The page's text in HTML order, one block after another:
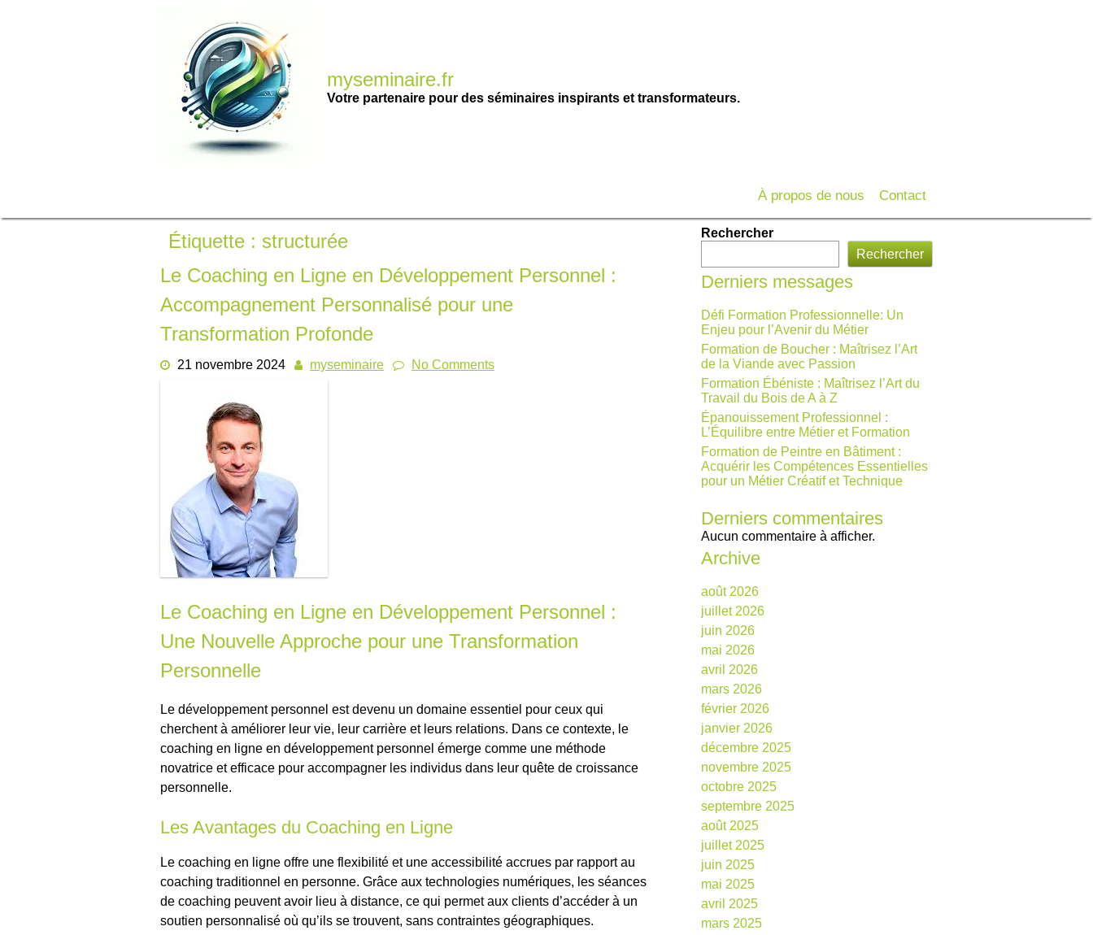
myseminaire.fr
Votre partenaire pour des séminaires inspirants et transformateurs.
À propos de nous Contact
Étiquette : structurée
Le Coaching en Ligne en Développement Personnel :
Accompagnement Personnalisé pour une
Transformation Profonde
21 novembre 2024 myseminaire No Comments
Le Coaching en Ligne en Développement Personnel :
Une Nouvelle Approche pour une Transformation
Personnelle
Le développement personnel est devenu un domaine essentiel pour ceux qui
cherchent à améliorer leur vie, leur carrière et leurs relations. Dans ce contexte, le
coaching en ligne en développement personnel émerge comme une méthode
novatrice et efficace pour accompagner les individus dans leur quête de croissance
personnelle.
Les Avantages du Coaching en Ligne
Le coaching en ligne offre une flexibilité et une accessibilité accrues par rapport au
coaching traditionnel en personne. Grâce aux technologies numériques, les séances
de coaching peuvent avoir lieu à distance, ce qui permet aux clients d’accéder à un
soutien personnalisé où qu’ils se trouvent, sans contraintes géographiques.
Rechercher
Rechercher
Derniers messages
Défi Formation Professionnelle: Un
Enjeu pour l’Avenir du Métier
Formation de Boucher : Maîtrisez l’Art
de la Viande avec Passion
Formation Ébéniste : Maîtrisez l’Art du
Travail du Bois de A à Z
Épanouissement Professionnel :
L’Équilibre entre Métier et Formation
Formation de Peintre en Bâtiment :
Acquérir les Compétences Essentielles
pour un Métier Créatif et Technique
Derniers commentaires
Aucun commentaire à afficher.
Archive
août 2026
juillet 2026
juin 2026
mai 2026
avril 2026
mars 2026
février 2026
janvier 2026
décembre 2025
novembre 2025
octobre 2025
septembre 2025
août 2025
juillet 2025
juin 2025
mai 2025
avril 2025
mars 2025